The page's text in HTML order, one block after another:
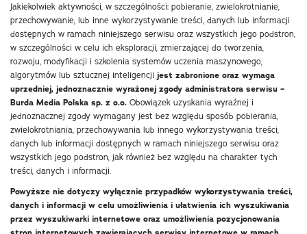
Jakiekolwiek aktywności, w szczególności: pobieranie, zwielokrotnianie,
przechowywanie, lub inne wykorzystywanie treści, danych lub informacji
dostępnych w ramach niniejszego serwisu oraz wszystkich jego podstron,
w szczególności w celu ich eksploracji, zmierzającej do tworzenia,
rozwoju, modyfikacji i szkolenia systemów uczenia maszynowego,
algorytmów lub sztucznej inteligencji jest zabronione oraz wymaga
uprzedniej, jednoznacznie wyrażonej zgody administratora serwisu –
Burda Media Polska sp. z o.o. Obowiązek uzyskania wyraźnej i
jednoznacznej zgody wymagany jest bez względu sposób pobierania,
zwielokrotniania, przechowywania lub innego wykorzystywania treści,
danych lub informacji dostępnych w ramach niniejszego serwisu oraz
wszystkich jego podstron, jak również bez względu na charakter tych
treści, danych i informacji.
Powyższe nie dotyczy wyłącznie przypadków wykorzystywania treści,
danych i informacji w celu umożliwienia i ułatwienia ich wyszukiwania
przez wyszukiwarki internetowe oraz umożliwienia pozycjonowania